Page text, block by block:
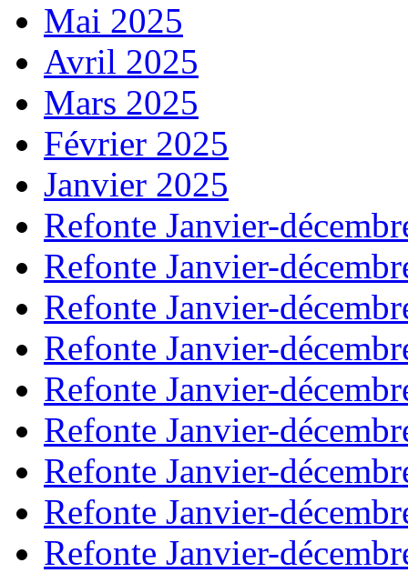
Mai 2025
Avril 2025
Mars 2025
Février 2025
Janvier 2025
Refonte Janvier-
Refonte Janvier-
Refonte Janvier-
Refonte Janvier-
Refonte Janvier-
Refonte Janvier-
Refonte Janvier-
Refonte Janvier-
Refonte Janvier-